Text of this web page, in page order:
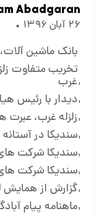
Abadgaran
۲۶ آبان ۱۳۹۶
بانک ماشین
تخریب متفاوت
غرب
دیدار با رئیس
زلزله غرب، عبرت
سندیکا در آستانه ۷۰ سالگی
سندیکا شرکت
سندیکا شرکت
گزارش از
ماهنامه پیام